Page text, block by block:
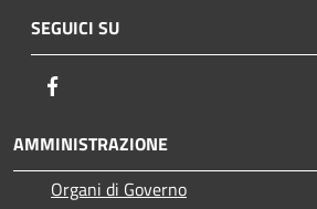
SEGUICI SU
AMMINISTRAZIONE
Organi di Governo